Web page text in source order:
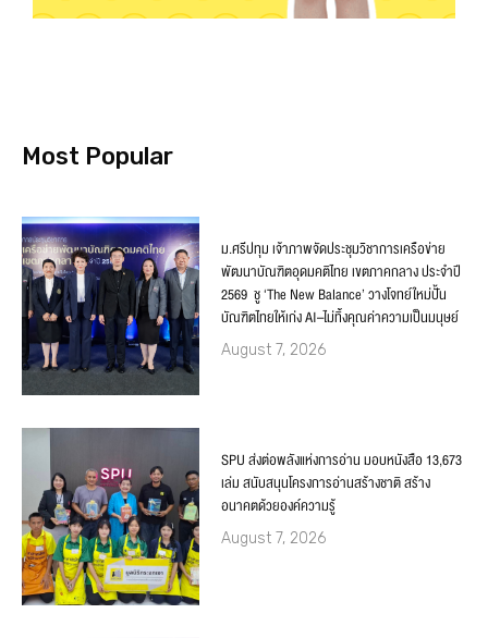
Most Popular
ม.ศรีปทุม เจ้าภาพจัดประชุมวิชาการเครือข่าย
พัฒนาบัณฑิตอุดมคติไทย เขตภาคกลาง ประจำปี
2569 ชู ‘The New Balance’ วางโจทย์ใหม่ปั้น
บัณฑิตไทยให้เก่ง AI–ไม่ทิ้งคุณค่าความเป็นมนุษย์
August 7, 2026
SPU ส่งต่อพลังแห่งการอ่าน มอบหนังสือ 13,673
เล่ม สนับสนุนโครงการอ่านสร้างชาติ สร้าง
อนาคตด้วยองค์ความรู้
August 7, 2026